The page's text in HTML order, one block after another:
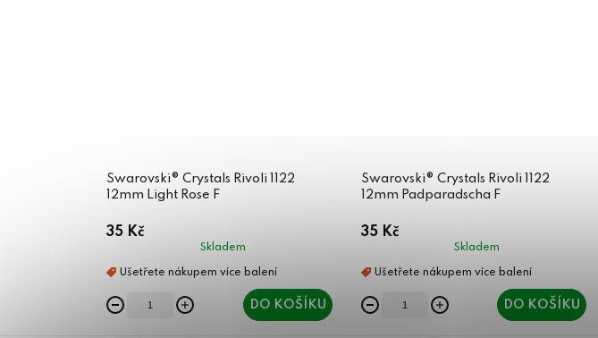
Swarovski® Crystals Rivoli 1122
12mm Light Rose F
35 Kč
Skladem
DO KOŠÍKU
Swarovski® Crystals Rivoli 1122
12mm Padparadscha F
35 Kč
Skladem
DO KOŠÍKU